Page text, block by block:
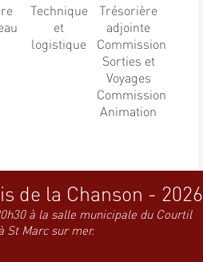
Technique
et
logistique
Trésorière
adjointe
Commission
Sorties et
Voyages
Commission
Animation
de la Chanson - 2026
à la salle municipale du Courtil
St Marc sur mer.